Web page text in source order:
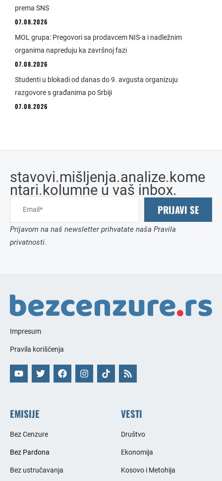
prema SNS
07.08.2026
MOL grupa: Pregovori sa prodavcem NIS-a i nadležnim
organima napreduju ka završnoj fazi
07.08.2026
Studenti u blokadi od danas do 9. avgusta organizuju
razgovore s građanima po Srbiji
07.08.2026
stavovi.mišljenja.analize.kome
ntari.kolumne u vaš inbox.
PRIJAVI SE
Prijavom na naš newsletter prihvatate naša Pravila
privatnosti.
Impresum
Pravila korišćenja
EMISIJE
Bez Cenzure
Bez Pardona
Bez ustručavanja
VESTI
Društvo
Ekonomija
Kosovo i Metohija